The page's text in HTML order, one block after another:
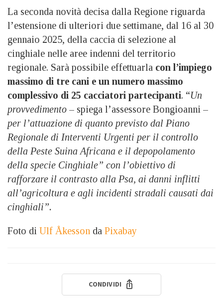
La seconda novità decisa dalla Regione riguarda
l’estensione di ulteriori due settimane, dal 16 al 30
gennaio 2025, della caccia di selezione al
cinghiale nelle aree indenni del territorio
regionale. Sarà possibile effettuarla con l’impiego
massimo di tre cani e un numero massimo
complessivo di 25 cacciatori partecipanti. “Un
provvedimento – spiega l’assessore Bongioanni –
per l’attuazione di quanto previsto dal Piano
Regionale di Interventi Urgenti per il controllo
della Peste Suina Africana e il depopolamento
della specie Cinghiale” con l’obiettivo di
rafforzare il contrasto alla Psa, ai danni inflitti
all’agricoltura e agli incidenti stradali causati dai
cinghiali”.
Foto di Ulf Åkesson da Pixabay
CONDIVIDI